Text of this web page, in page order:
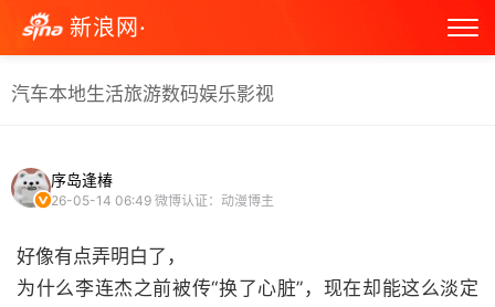
新浪网·
汽车本地生活旅游数码娱乐影视
序岛逢椿
26-05-14 06:49 微博认证：动漫博主
好像有点弄明白了，
为什么李连杰之前被传“换了心脏”，现在却能这么淡定